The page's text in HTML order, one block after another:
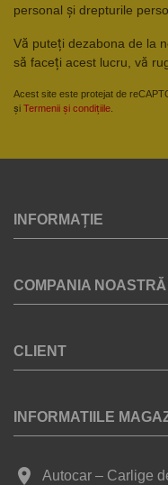
personal și drepturile
Vă puteți dezabona de la
să faceți acest lucru, vă
Acest site este protejat de
și Termenii și condițiile
INFORMAȚIE
COMPANIA NOASTRĂ
CLIENT
INFORMATIILE
place Autocar – Carlige